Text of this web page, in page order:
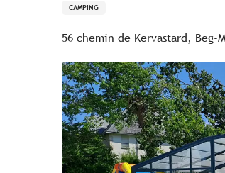
CAMPING
56 chemin de Kervastard, Beg-